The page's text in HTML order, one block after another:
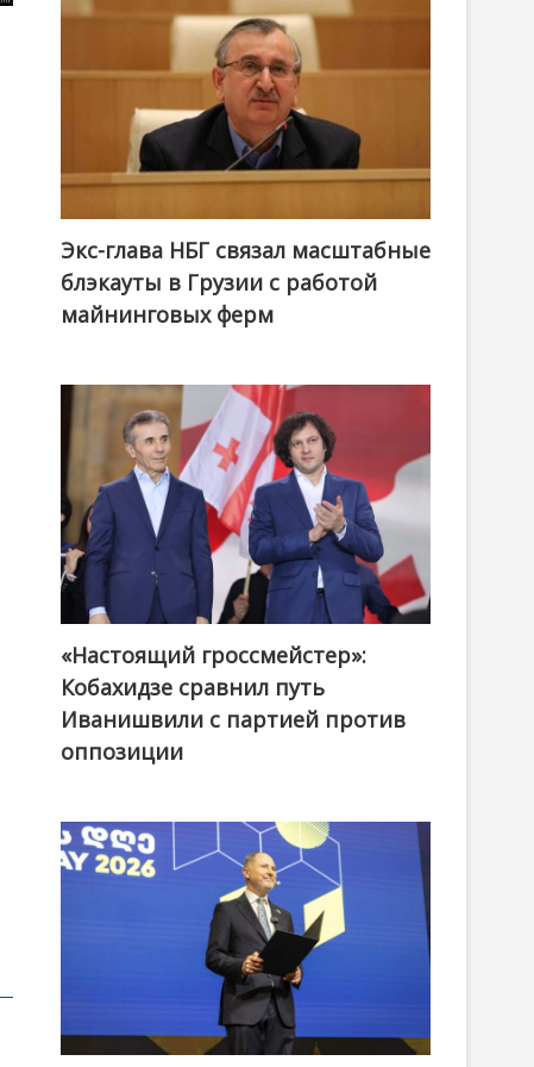
Экс-глава НБГ связал масштабные
блэкауты в Грузии с работой
майнинговых ферм
@ქართული ოცნება / Georgian Dream
«Настоящий гроссмейстер»:
Кобахидзе сравнил путь
Иванишвили с партией против
оппозиции